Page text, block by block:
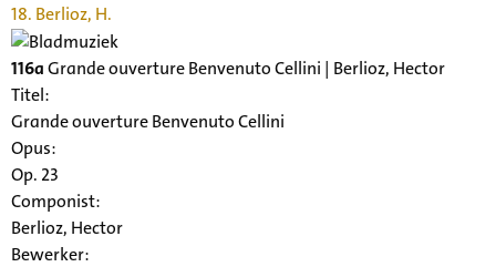
18. Berlioz, H.
116aGrande ouverture Benvenuto Cellini | Berlioz, Hector
Titel:
Grande ouverture Benvenuto Cellini
Opus:
Op. 23
Componist:
Berlioz, Hector
Bewerker: